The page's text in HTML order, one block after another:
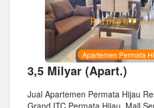
Apartemen Permata
3,5 Milyar (Apart.)
Jual Apartemen Permata Hijau